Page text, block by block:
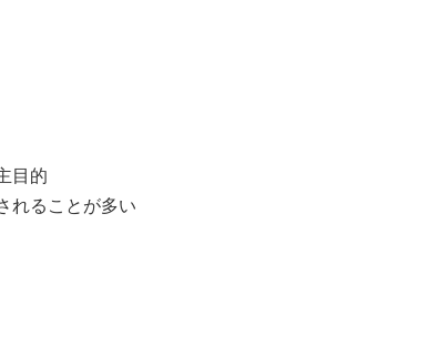
目的
れることが多い